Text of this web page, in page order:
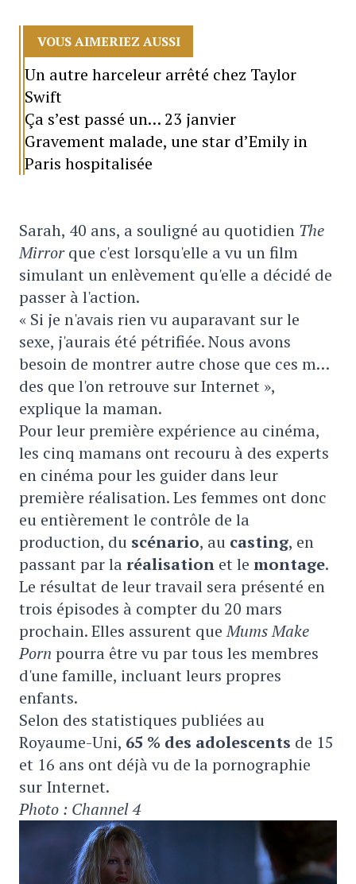
VOUS AIMERIEZ AUSSI
Un autre harceleur arrêté chez Taylor
Swift
Ça s’est passé un… 23 janvier
Gravement malade, une star d’Emily in
Paris hospitalisée
Sarah, 40 ans, a souligné au quotidien The
Mirrorque c'est lorsqu'elle a vu un film
simulant un enlèvement qu'elle a décidé de
passer à l'action.
« Si je n'avais rien vu auparavant sur le
sexe, j'aurais été pétrifiée. Nous avons
besoin de montrer autre chose que ces m…
des que l'on retrouve sur Internet »,
explique la maman.
Pour leur première expérience au cinéma,
les cinq mamans ont recouru à des experts
en cinéma pour les guider dans leur
première réalisation. Les femmes ont donc
eu entièrement le contrôle de la
production, du scénario, au casting, en
passant par laréalisation et le montage.
Le résultat de leur travail sera présenté en
trois épisodes à compter du 20 mars
prochain. Elles assurent queMums Make
Porn pourra être vu par tous les membres
d'une famille, incluant leurs propres
enfants.
Selon des statistiques publiées au
Royaume-Uni, 65 % des adolescents de 15
et 16 ans ont déjà vu de la pornographie
sur Internet.
Photo : Channel 4